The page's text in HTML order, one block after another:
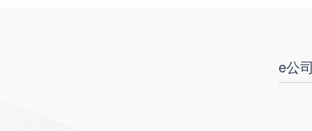
e公